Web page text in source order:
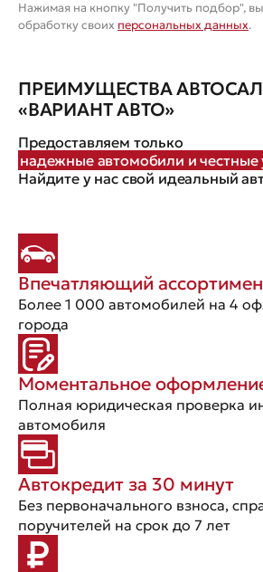
Нажимая на кнопку "Получить подбор", вы
обработку своих персональных данных.
ПРЕИМУЩЕСТВА
«ВАРИАНТ АВТО»
Предоставляем только
надежные автомобили и честные
Найдите у нас свой идеальный
Впечатляющий
Более 1 000 автомобилей на 4
города
Моментальное
Полная юридическая проверка
автомобиля
Автокредит за 30 минут
Без первоначального взноса,
поручителей на срок до 7 лет